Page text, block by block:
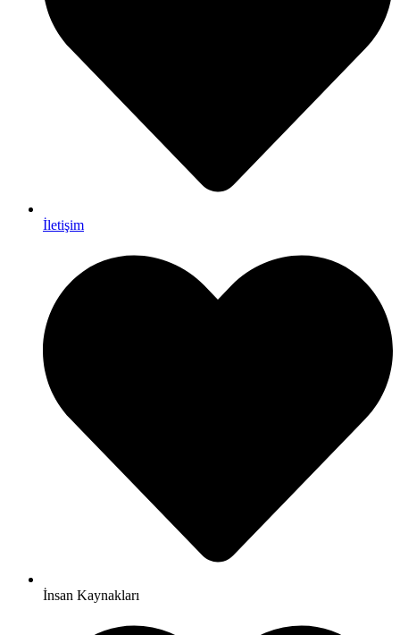
İletişim
İnsan Kaynakları